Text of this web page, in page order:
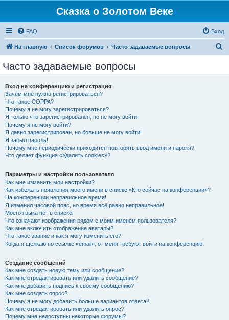
Сказка о Золотом Веке
FAQ Вход
На главную Список форумов Часто задаваемые вопросы
Часто задаваемые вопросы
Вход на конференцию и регистрация
Зачем мне нужно регистрироваться?
Что такое COPPA?
Почему я не могу зарегистрироваться?
Я только что зарегистрировался, но не могу войти!
Почему я не могу войти?
Я давно зарегистрирован, но больше не могу войти!
Я забыл пароль!
Почему мне периодически приходится повторять ввод имени и пароля?
Что делает функция «Удалить cookies»?
Параметры и настройки пользователя
Как мне изменить мои настройки?
Как избежать появления моего имени в списке «Кто сейчас на конференции»?
На конференции неправильное время!
Я изменил часовой пояс, но время всё равно неправильное!
Моего языка нет в списке!
Что означают изображения рядом с моим именем пользователя?
Как мне включить отображение аватары?
Что такое звание и как я могу изменить его?
Когда я щёлкаю по ссылке «email», от меня требуют войти на конференцию!
Создание сообщений
Как мне создать новую тему или сообщение?
Как мне отредактировать или удалить сообщение?
Как мне добавить подпись к своему сообщению?
Как мне создать опрос?
Почему я не могу добавить больше вариантов ответа?
Как мне отредактировать или удалить опрос?
Почему мне недоступны некоторые форумы?